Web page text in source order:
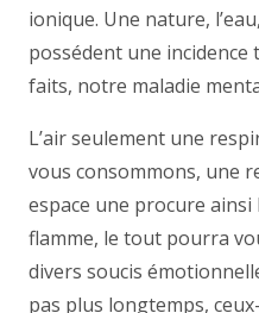
ionique. Une nature,
possédent une
faits, notre maladie
L’air seulement une
vous consommons, une
espace une procure
flamme, le tout pourra
divers soucis
pas plus longtemps,